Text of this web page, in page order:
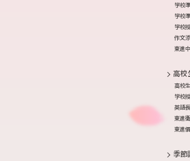
学校
学校
学校
作文
東進
高校
高校
学校
英語
東進
東進
季節